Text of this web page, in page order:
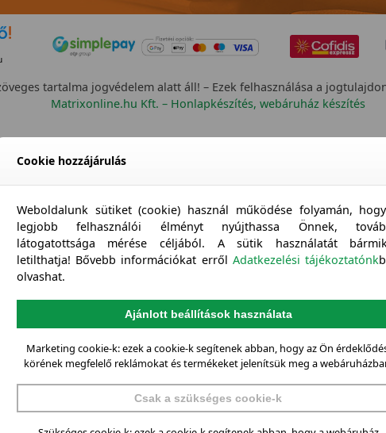
tartalma jogvédelem alatt áll! – Ezek felhasználása a
Matrixonline.hu Kft. – Honlapkészítés, webáruház készítés
Cookie hozzájárulás
Weboldalunk sütiket (cookie) használ működése folyamán,
legjobb felhasználói élményt nyújthassa Önnek,
látogatottsága mérése céljából. A sütik használatát
letilthatja! Bővebb információkat erről Adatkezelési tájékoztatónk
olvashat.
Ajánlott beállítások használata
Marketing cookie-k: ezek a cookie-k segítenek abban, hogy az Ön
körének megfelelő reklámokat és termékeket jelenítsük meg a
Csak a szükséges cookie-k